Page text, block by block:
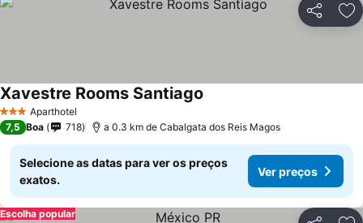
Partilhar
3 EstrelasAparthotel
Xavestre Rooms Santiago
7,5 Boa 718 a 0.3 km de Cabalgata dos Reis Magos
Selecione as datas para ver os preços
exatos.
Ver preços
Escolha popular